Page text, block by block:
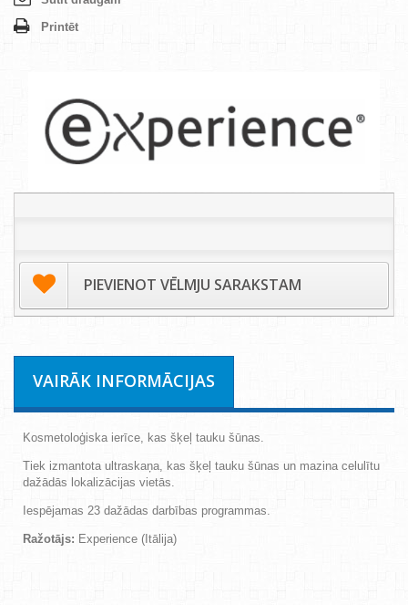
Printēt
PIEVIENOT VĒLMJU SARAKSTAM
VAIRĀK INFORMĀCIJAS
Kosmetoloģiska ierīce, kas šķeļ tauku šūnas.
Tiek izmantota ultraskaņa, kas šķeļ tauku šūnas un mazina celulītu
dažādās lokalizācijas vietās.
Iespējamas 23 dažādas darbības programmas.
Ražotājs: Experience (Itālija)